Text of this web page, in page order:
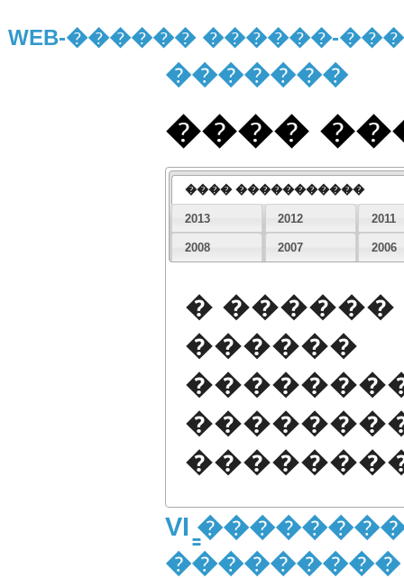
WEB-������ ������-
�������
����
���� �����������
2013 2012 2011
2008 2007 2006
�
������
VI